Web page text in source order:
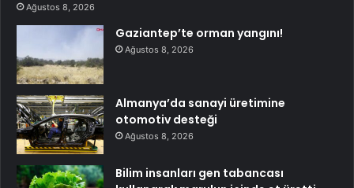
Ağustos 8, 2026
Gaziantep’te orman yangını!
Ağustos 8, 2026
Almanya’da sanayi üretimine
otomotiv desteği
Ağustos 8, 2026
Bilim insanları gen tabancası